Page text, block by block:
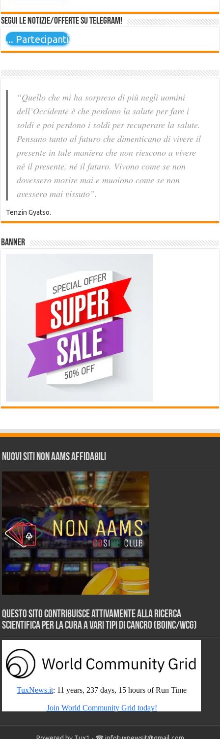
Segui le notizie/offerte su Telegram!
... Partecipanti
“Quello che mi ha sorpreso di più negli uomini
dell’Occidente è che perdono la salute per fare i
soldi e poi perdono i soldi per recuperare la salute.
Pensano tanto al futuro che dimenticano di vivere il
presente in tale maniera che non riescono a vivere
né il presente, né il futuro. Vivono come se non
dovessero morire mai e muoiono come se non
avessero mai vissuto”.
Tenzin Gyatso.
Banner
Nuovi siti non AAMS affidabili
Questo sito contribuisce attivamente alla ricerca
scientifica per la cura a vari tipi di Cancro (BOINC/WCG)